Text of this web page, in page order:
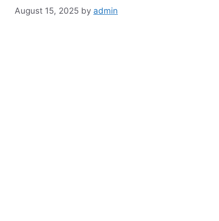
August 15, 2025 by admin